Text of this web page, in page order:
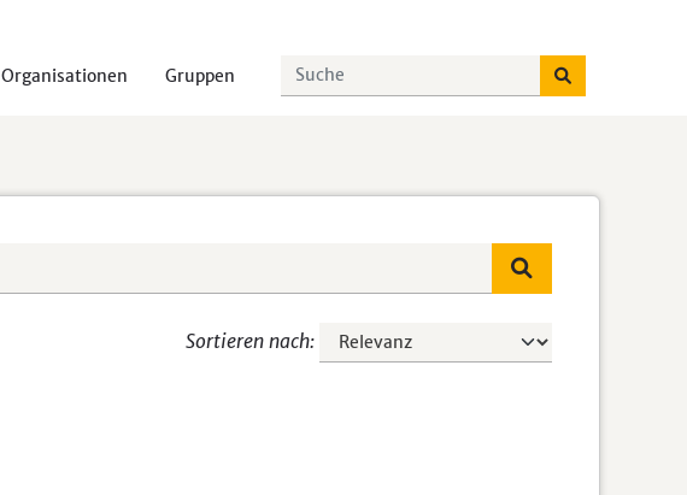
Organisationen Gruppen
Sortieren nach